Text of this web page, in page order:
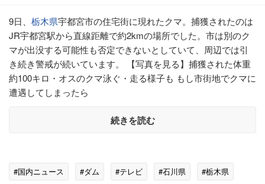
9日、 栃木県宇都宮市の住宅街に現れたクマ。捕獲されたのは
JR宇都宮駅から直線距離で約2kmの場所でした。市は別のク
マが出没する可能性も否定できないとしていて、周辺では引
き続き警戒が続いています。 【写真を見る】捕獲された体重
約100キロ・オスのクマ泳ぐ・走る様子も もし市街地でクマに
遭遇してしまったら
続きを読む
#国内ニュース #ダム #テレビ #石川県
#栃木県